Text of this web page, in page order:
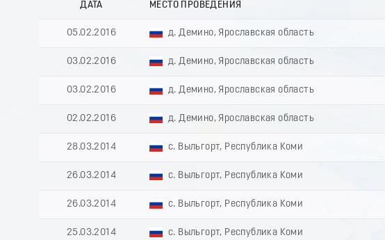
ДАТА МЕСТО ПРОВЕДЕНИЯ
05.02.2016 д. Демино, Ярославская область
03.02.2016 д. Демино, Ярославская область
03.02.2016 д. Демино, Ярославская область
02.02.2016 д. Демино, Ярославская область
28.03.2014 с. Выльгорт, Республика Коми
26.03.2014 с. Выльгорт, Республика Коми
26.03.2014 с. Выльгорт, Республика Коми
25.03.2014 с. Выльгорт, Республика Коми